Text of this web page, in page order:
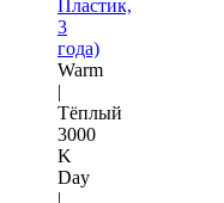
Пластик,
3
года)
Warm
|
Тёплый
3000
K
Day
|